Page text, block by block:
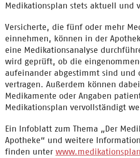
Medikationsplan stets aktuell und
Versicherte, die fünf oder mehr
einnehmen, können in der
eine Medikationsanalyse
wird geprüft, ob die
aufeinander abgestimmt sind und
vertragen. Außerdem können
Medikamente oder Angaben
Medikationsplan vervollständigt
Ein Infoblatt zum Thema „Der
Apotheke“ und weitere
finden unter